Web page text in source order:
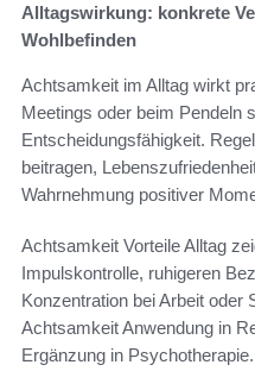
Alltagswirkung: konkrete
Wohlbefinden
Achtsamkeit im Alltag wirkt
Meetings oder beim Pendeln
Entscheidungsfähigkeit.
beitragen,
Wahrnehmung positiver
Achtsamkeit Vorteile Alltag
Impulskontrolle, ruhigeren
Konzentration bei Arbeit oder
Achtsamkeit Anwendung in
Ergänzung in Psychotherapie.